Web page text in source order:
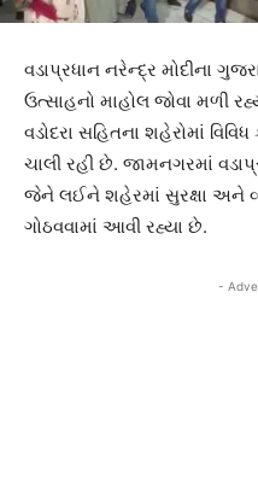
વડાપ્રધાન નરેન્દ્ર મોદીના
ઉત્સાહનો માહોલ જોવા મળી
વડોદરા સહિતના શહેરોમાં
ચાલી રહી છે. જામનગરમાં
જેને લઈને શહેરમાં સુરક્ષા અને
ગોઠવવામાં આવી રહ્યા છે.
-